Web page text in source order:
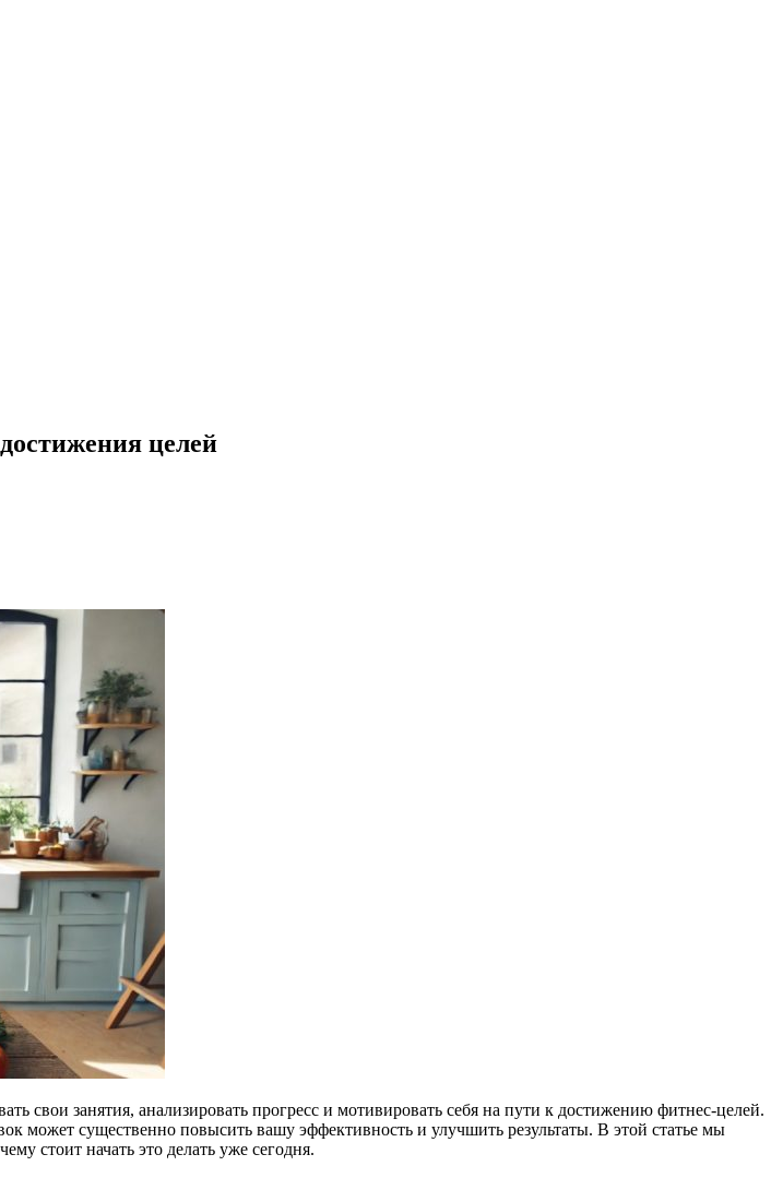
целей
занятия, анализировать прогресс и мотивировать себя на пути к достижению фитнес-целей.
может существенно повысить вашу эффективность и улучшить результаты. В этой статье мы
стоит начать это делать уже сегодня.